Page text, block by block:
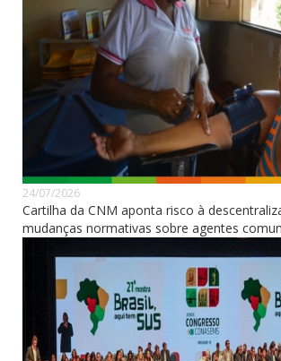
24/07/2026
Cartilha da CNM aponta risco à
mudanças normativas sobre agentes